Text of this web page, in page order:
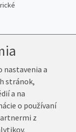
nastavenia a
stránok,
a na
o používaní
z